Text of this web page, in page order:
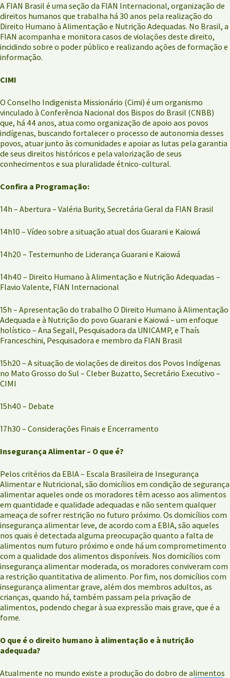
A FIAN Brasil é uma seção da FIAN Internacional, organização de
direitos humanos que trabalha há 30 anos pela realização do
Direito Humano à Alimentação e Nutrição Adequadas. No Brasil, a
FIAN acompanha e monitora casos de violações deste direito,
incidindo sobre o poder público e realizando ações de formação e
informação.
CIMI
O Conselho Indigenista Missionário (Cimi) é um organismo
vinculado à Conferência Nacional dos Bispos do Brasil (CNBB)
que, há 44 anos, atua como organização de apoio aos povos
indígenas, buscando fortalecer o processo de autonomia desses
povos, atuar junto às comunidades e apoiar as lutas pela garantia
de seus direitos históricos e pela valorização de seus
conhecimentos e sua pluralidade étnico-cultural.
Confira a Programação:
14h – Abertura – Valéria Burity, Secretária Geral da FIAN Brasil
14h10 – Vídeo sobre a situação atual dos Guarani e Kaiowá
14h20 – Testemunho de Liderança Guarani e Kaiowá
14h40 – Direito Humano à Alimentação e Nutrição Adequadas –
Flavio Valente, FIAN Internacional
15h – Apresentação do trabalho O Direito Humano à Alimentação
Adequada e à Nutrição do povo Guarani e Kaiowá – um enfoque
holístico – Ana Segall, Pesquisadora da UNICAMP, e Thaís
Franceschini, Pesquisadora e membro da FIAN Brasil
15h20 – A situação de violações de direitos dos Povos Indígenas
no Mato Grosso do Sul – Cleber Buzatto, Secretário Executivo –
CIMI
15h40 – Debate
17h30 – Considerações Finais e Encerramento
Insegurança Alimentar – O que é?
Pelos critérios da EBIA – Escala Brasileira de Insegurança
Alimentar e Nutricional, são domicílios em condição de segurança
alimentar aqueles onde os moradores têm acesso aos alimentos
em quantidade e qualidade adequadas e não sentem qualquer
ameaça de sofrer restrição no futuro próximo. Os domicílios com
insegurança alimentar leve, de acordo com a EBIA, são aqueles
nos quais é detectada alguma preocupação quanto a falta de
alimentos num futuro próximo e onde há um comprometimento
com a qualidade dos alimentos disponíveis. Nos domicílios com
insegurança alimentar moderada, os moradores conviveram com
a restrição quantitativa de alimento. Por fim, nos domicílios com
insegurança alimentar grave, além dos membros adultos, as
crianças, quando há, também passam pela privação de
alimentos, podendo chegar à sua expressão mais grave, que é a
fome.
O que é o direito humano à alimentação e à nutrição
adequada?
Atualmente no mundo existe a produção do dobro de alimentos